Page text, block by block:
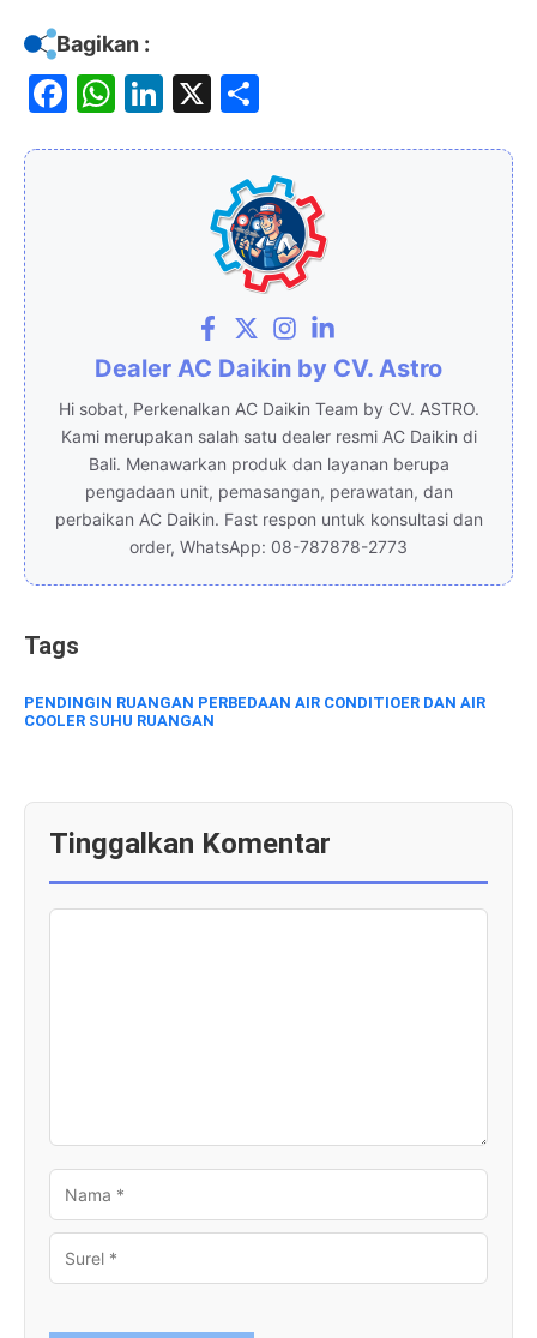
Bagikan :
F
W Li X
ar
e
Dealer AC Daikin by CV. Astro
Hi sobat, Perkenalkan AC Daikin Team by CV. ASTRO.
Kami merupakan salah satu dealer resmi AC Daikin di
Bali. Menawarkan produk dan layanan berupa
pengadaan unit, pemasangan, perawatan, dan
perbaikan AC Daikin. Fast respon untuk konsultasi dan
order, WhatsApp: 08-787878-2773
Tags
PENDINGIN RUANGAN PERBEDAAN AIR CONDITIOER DAN AIR
COOLER SUHU RUANGAN
Tinggalkan Komentar